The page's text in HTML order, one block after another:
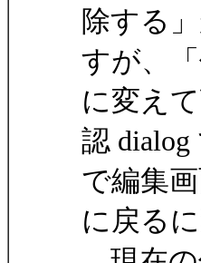
除する
すが、
に変え
認
で編集
に戻る